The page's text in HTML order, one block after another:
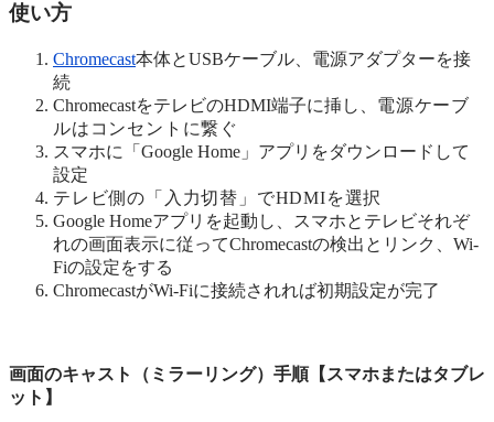
使い方
Chromecast本体とUSBケーブル、電源アダプターを接
続
ChromecastをテレビのHDMI端子に挿し、 電源ケーブ
ルはコンセントに繋ぐ
スマホに「Google Home」アプリをダウンロードして
設定
テレビ側の「入力切替」でHDMIを選択
Google Homeアプリを起動し、スマホとテレビそれぞ
れの画面表示に従ってChromecastの検出とリンク、Wi-
Fiの設定をする
ChromecastがWi-Fiに接続されれば初期設定が完了
画面のキャスト（ミラーリング）手順【スマホまたはタブレ
ット】